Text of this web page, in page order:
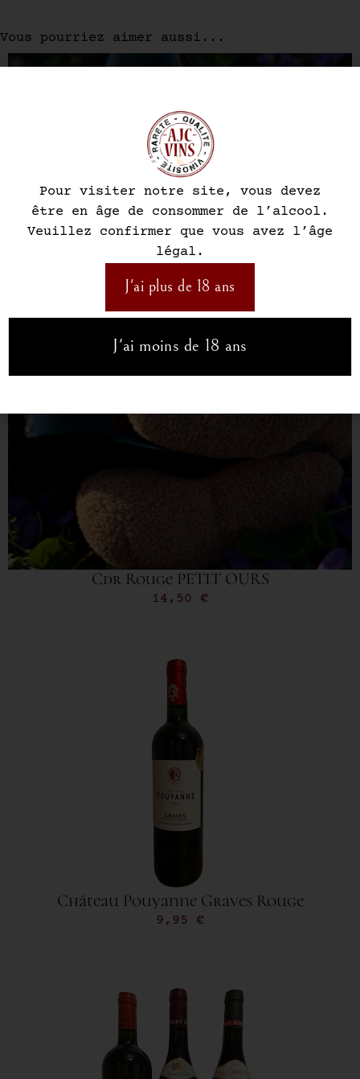
Vous pourriez aimer aussi...
Cdr Rouge PETIT OURS
14,50 €
Château Pouyanne Graves Rouge
9,95 €
Pour visiter notre site, vous devez
être en âge de consommer de l’alcool.
Veuillez confirmer que vous avez l’âge
légal.
J'ai plus de 18 ans
J'ai moins de 18 ans